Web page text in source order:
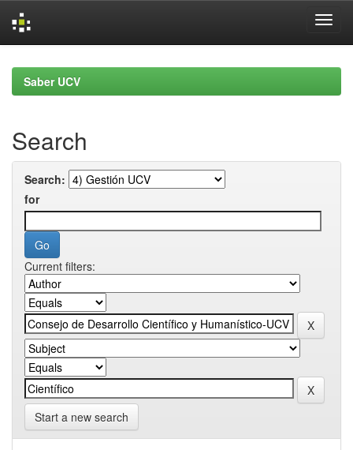
navigationSaber UCV
Search
Search:
for
Current filters:
Start a new search